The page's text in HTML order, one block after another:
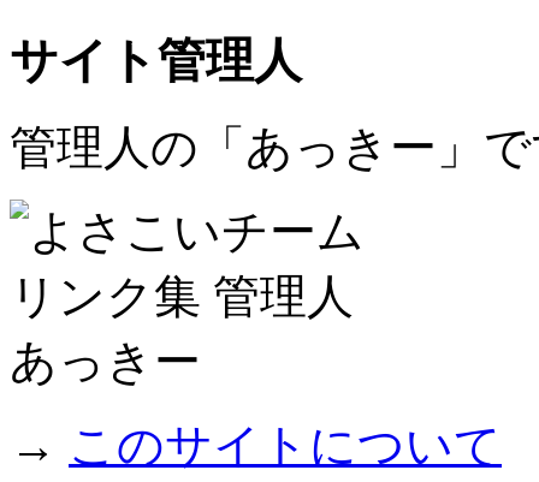
サイト管理人
管理人の「あっきー」
→ このサイトについて